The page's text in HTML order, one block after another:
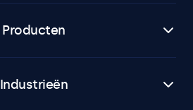
Producten
Industrieën